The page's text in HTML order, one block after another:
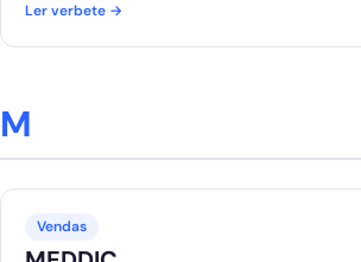
Ler verbete →
M
Vendas